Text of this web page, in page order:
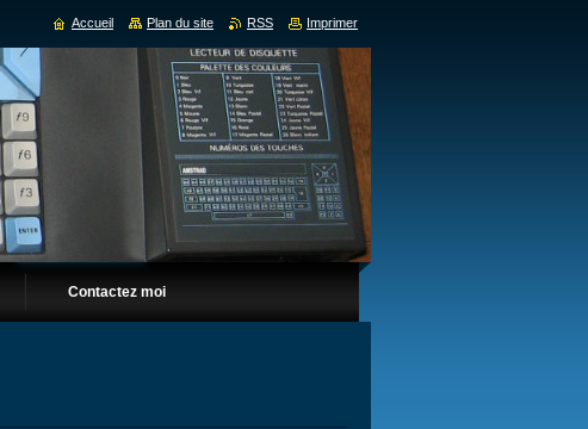
Contactez moi
Accueil Plan du site RSS Imprimer